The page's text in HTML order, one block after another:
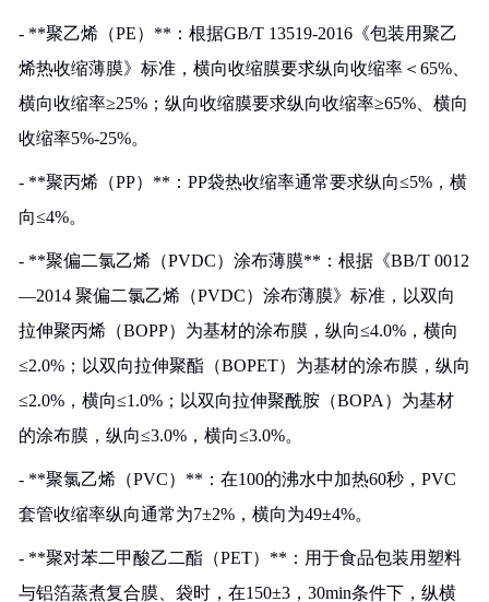
- **聚乙烯（PE）**：根据GB/T 13519-2016《包装用聚乙
烯热收缩薄膜》标准，横向收缩膜要求纵向收缩率＜65%、
横向收缩率≥25%；纵向收缩膜要求纵向收缩率≥65%、横向
收缩率5%-25%。
- **聚丙烯（PP）**：PP袋热收缩率通常要求纵向≤5%，横
向≤4%。
- **聚偏二氯乙烯（PVDC）涂布薄膜**：根据《BB/T 0012
—2014 聚偏二氯乙烯（PVDC）涂布薄膜》标准，以双向
拉伸聚丙烯（BOPP）为基材的涂布膜，纵向≤4.0%，横向
≤2.0%；以双向拉伸聚酯（BOPET）为基材的涂布膜，纵向
≤2.0%，横向≤1.0%；以双向拉伸聚酰胺（BOPA）为基材
的涂布膜，纵向≤3.0%，横向≤3.0%。
- **聚氯乙烯（PVC）**：在100的沸水中加热60秒，PVC
套管收缩率纵向通常为7±2%，横向为49±4%。
- **聚对苯二甲酸乙二酯（PET）**：用于食品包装用塑料
与铝箔蒸煮复合膜、袋时，在150±3，30min条件下，纵横